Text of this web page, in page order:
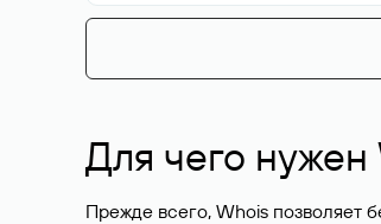
Для чего
Прежде всего, Whois позволяет